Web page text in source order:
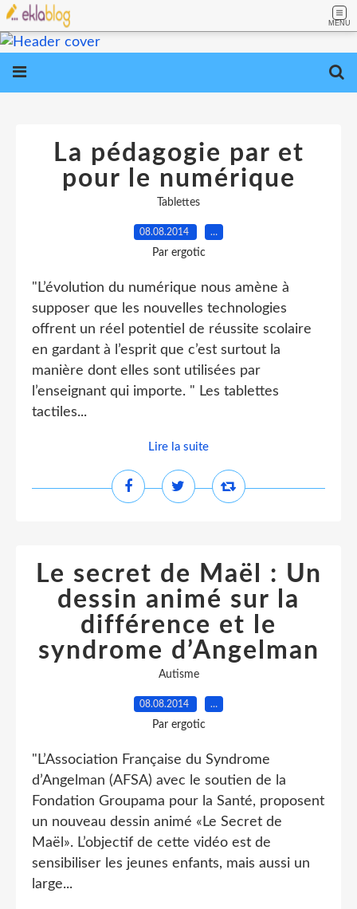
MENU
La pédagogie par et
pour le numérique
Tablettes
08.08.2014 …
Par ergotic
"L’évolution du numérique nous amène à
supposer que les nouvelles technologies
offrent un réel potentiel de réussite scolaire
en gardant à l’esprit que c’est surtout la
manière dont elles sont utilisées par
l’enseignant qui importe. " Les tablettes
tactiles...
Lire la suite
Le secret de Maël : Un
dessin animé sur la
différence et le
syndrome d’Angelman
Autisme
08.08.2014 …
Par ergotic
"L’Association Française du Syndrome
d’Angelman (AFSA) avec le soutien de la
Fondation Groupama pour la Santé, proposent
un nouveau dessin animé «Le Secret de
Maël». L’objectif de cette vidéo est de
sensibiliser les jeunes enfants, mais aussi un
large...